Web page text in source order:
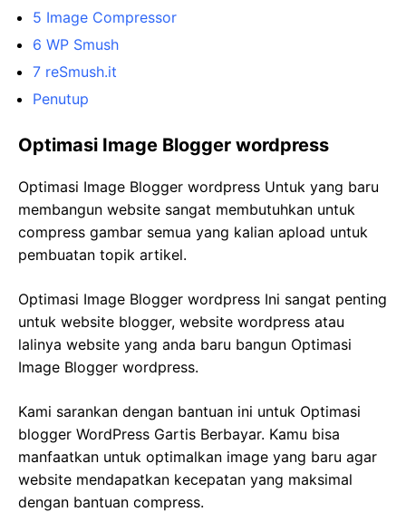
5 Image Compressor
6 WP Smush
7 reSmush.it
Penutup
Optimasi Image Blogger wordpress
Optimasi Image Blogger wordpress Untuk yang baru
membangun website sangat membutuhkan untuk
compress gambar semua yang kalian apload untuk
pembuatan topik artikel.
Optimasi Image Blogger wordpress Ini sangat penting
untuk website blogger, website wordpress atau
lalinya website yang anda baru bangun Optimasi
Image Blogger wordpress.
Kami sarankan dengan bantuan ini untuk Optimasi
blogger WordPress Gartis Berbayar. Kamu bisa
manfaatkan untuk optimalkan image yang baru agar
website mendapatkan kecepatan yang maksimal
dengan bantuan compress.